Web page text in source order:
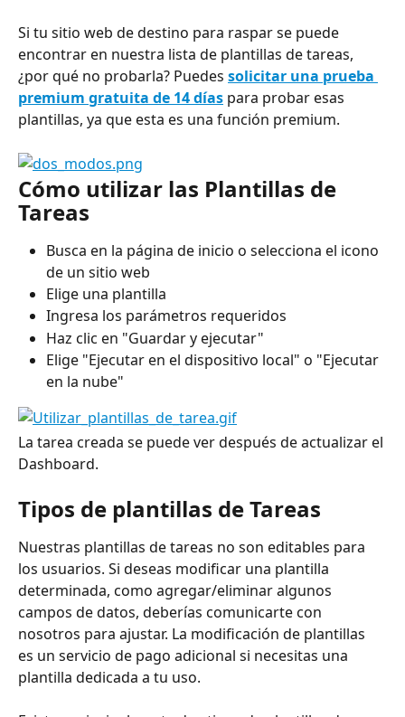
Si tu sitio web de destino para raspar se puede
encontrar en nuestra lista de plantillas de tareas,
¿por qué no probarla? Puedes solicitar una prueba
premium gratuita de 14 días para probar esas
plantillas, ya que esta es una función premium.
Cómo utilizar las Plantillas de
Tareas
Busca en la página de inicio o selecciona el icono
de un sitio web
Elige una plantilla
Ingresa los parámetros requeridos
Haz clic en "Guardar y ejecutar"
Elige "Ejecutar en el dispositivo local" o "Ejecutar
en la nube"
La tarea creada se puede ver después de actualizar el
Dashboard.
Tipos de plantillas de Tareas
Nuestras plantillas de tareas no son editables para
los usuarios. Si deseas modificar una plantilla
determinada, como agregar/eliminar algunos
campos de datos, deberías comunicarte con
nosotros para ajustar. La modificación de plantillas
es un servicio de pago adicional si necesitas una
plantilla dedicada a tu uso.